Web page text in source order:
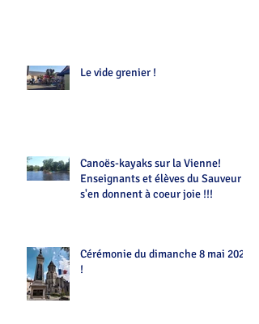
Le vide grenier !
Canoës-kayaks sur la Vienne!
Enseignants et élèves du Sauveur
s'en donnent à coeur joie !!!
Cérémonie du dimanche 8 mai 2022
!